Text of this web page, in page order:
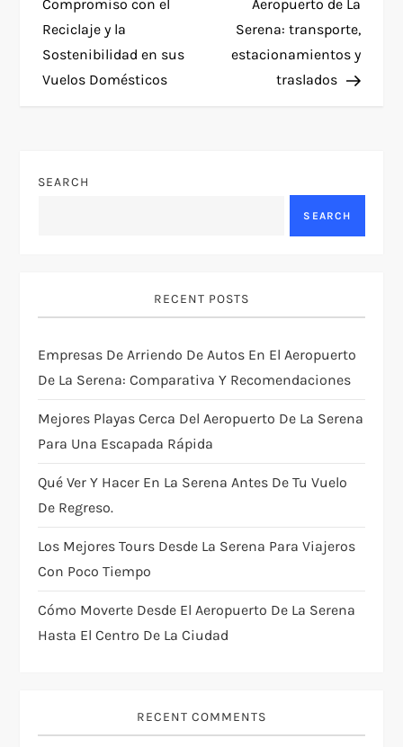
s
t
a
a
t
i
o
n
Compromiso con el
Reciclaje y la
Sostenibilidad en sus
Vuelos Domésticos
Aeropuerto de La
Serena: transporte,
estacionamientos y
traslados
SEARCH
SEARCH
RECENT POSTS
Empresas De Arriendo De Autos En El Aeropuerto
De La Serena: Comparativa Y Recomendaciones
Mejores Playas Cerca Del Aeropuerto De La Serena
Para Una Escapada Rápida
Qué Ver Y Hacer En La Serena Antes De Tu Vuelo
De Regreso.
Los Mejores Tours Desde La Serena Para Viajeros
Con Poco Tiempo
Cómo Moverte Desde El Aeropuerto De La Serena
Hasta El Centro De La Ciudad
RECENT COMMENTS